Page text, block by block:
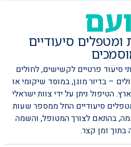
סיעודיים
פרטיים לקשישים, לחולים
– בדיור מוגן, במוסד שיקומי או
הטיפול ניתן על ידי צוות ישראלי
סיעודיים החל ממספר שעות
ביממה, בהתאם לצורך המטופל, והשמה
זמן קצר.